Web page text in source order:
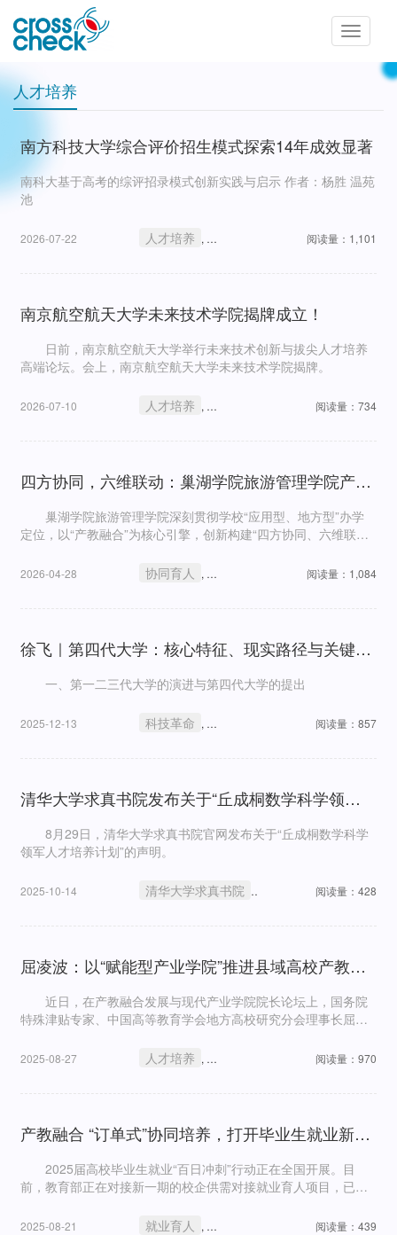
Toggle
人才培养
南方科技大学综合评价招生模式探索14年成效显著
南科大基于高考的综评招录模式创新实践与启示 作者：杨胜 温苑
池
2026-07-22 人才培养 , 教育改革 阅读量：1,101
南京航空航天大学未来技术学院揭牌成立！
日前，南京航空航天大学举行未来技术创新与拔尖人才培养
高端论坛。会上，南京航空航天大学未来技术学院揭牌。
2026-07-10 人才培养 , 协同育人 阅读量：734
四方协同，六维联动：巢湖学院旅游管理学院产教融合育人新模式
巢湖学院旅游管理学院深刻贯彻学校“应用型、地方型”办学
定位，以“产教融合”为核心引擎，创新构建“四方协同、六维联动”
2026-04-28 协同育人 , 人才培养 阅读量：1,084
徐飞｜第四代大学：核心特征、现实路径与关键挑战
一、第一二三代大学的演进与第四代大学的提出
2025-12-13 科技革命 , 人才培养 阅读量：857
清华大学求真书院发布关于“丘成桐数学科学领军人才培养计划”的声明
8月29日，清华大学求真书院官网发布关于“丘成桐数学科学
领军人才培养计划”的声明。
2025-10-14 清华大学求真书院 , 阅读量：428
屈凌波：以“赋能型产业学院”推进县域高校产教融合走深走实
近日，在产教融合发展与现代产业学院院长论坛上，国务院
特殊津贴专家、中国高等教育学会地方高校研究分会理事长屈凌
校企合作最突出的瓶颈、产业学院的关键机制等问题分享了自己
2025-08-27 人才培养 , 校企合作 阅读量：970
产教融合 “订单式”协同培养，打开毕业生就业新通道
2025届高校毕业生就业“百日冲刺”行动正在全国开展。目
前，教育部正在对接新一期的校企供需对接就业育人项目，已有
央视报道——
2025-08-21 就业育人 , 人才培养 阅读量：439